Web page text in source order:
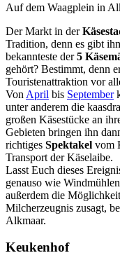
Auf dem Waagplein in
Der Markt in der
Tradition, denn es gibt
bekannteste der5
gehört? Bestimmt, denn
Touristenattraktion vor
Von April bis September
unter anderem die
großen Käsestücke an
Gebieten bringen ihn
richtiges Spektakel vom
Transport der Käselaibe.
Lasst Euch dieses
genauso wie
außerdem die Möglichkeit
Milcherzeugnis zusagt,
Alkmaar.
Keukenhof